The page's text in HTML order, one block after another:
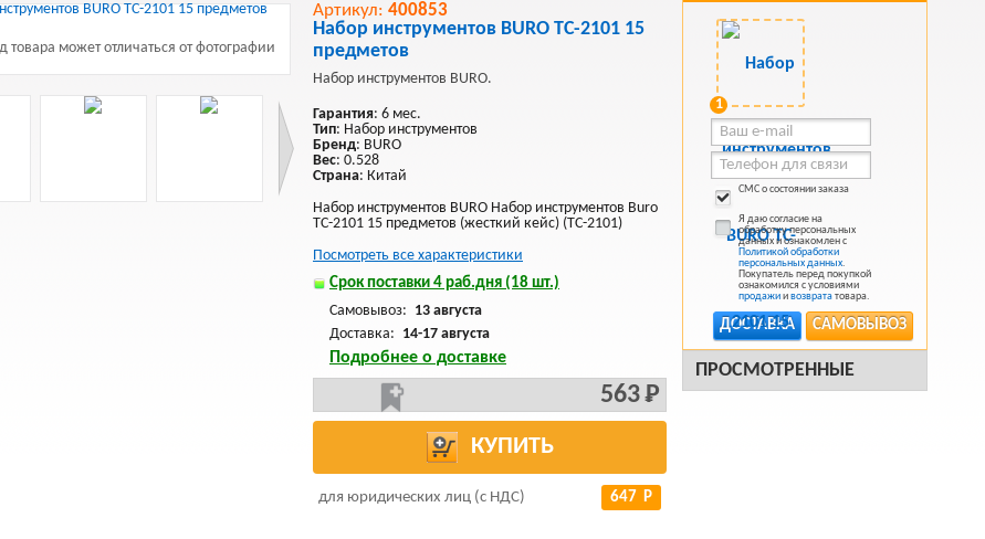
1
СМС о состоянии заказа
Я даю согласие на
обработку персональных
данных и ознакомлен с
Политикой обработки
персональных данных.
Покупатель перед покупкой
ознакомился с условиями
продажиивозврататовара.
САМОВЫВОЗ
ДОСТАВКА
ПРОСМОТРЕННЫЕ
товара может отличаться от фотографии
Артикул: 400853
Набор инструментов BURO TC-2101 15
предметов
Набор инструментов BURO.
Гарантия: 6 мес.
Тип: Набор инструментов
Бренд: BURO
Вес: 0.528
Страна: Китай
Набор инструментов BURO Набор инструментов Buro
TC-2101 15 предметов (жесткий кейс) (TC-2101)
Посмотреть все характеристики
Срок поставки 4 раб.дня (18 шт.)
Самовывоз: 13 августа
Доставка: 14-17 августа
Подробнее о доставке
563 Р
КУПИТЬ
для юридических лиц (с НДС) 647 Р